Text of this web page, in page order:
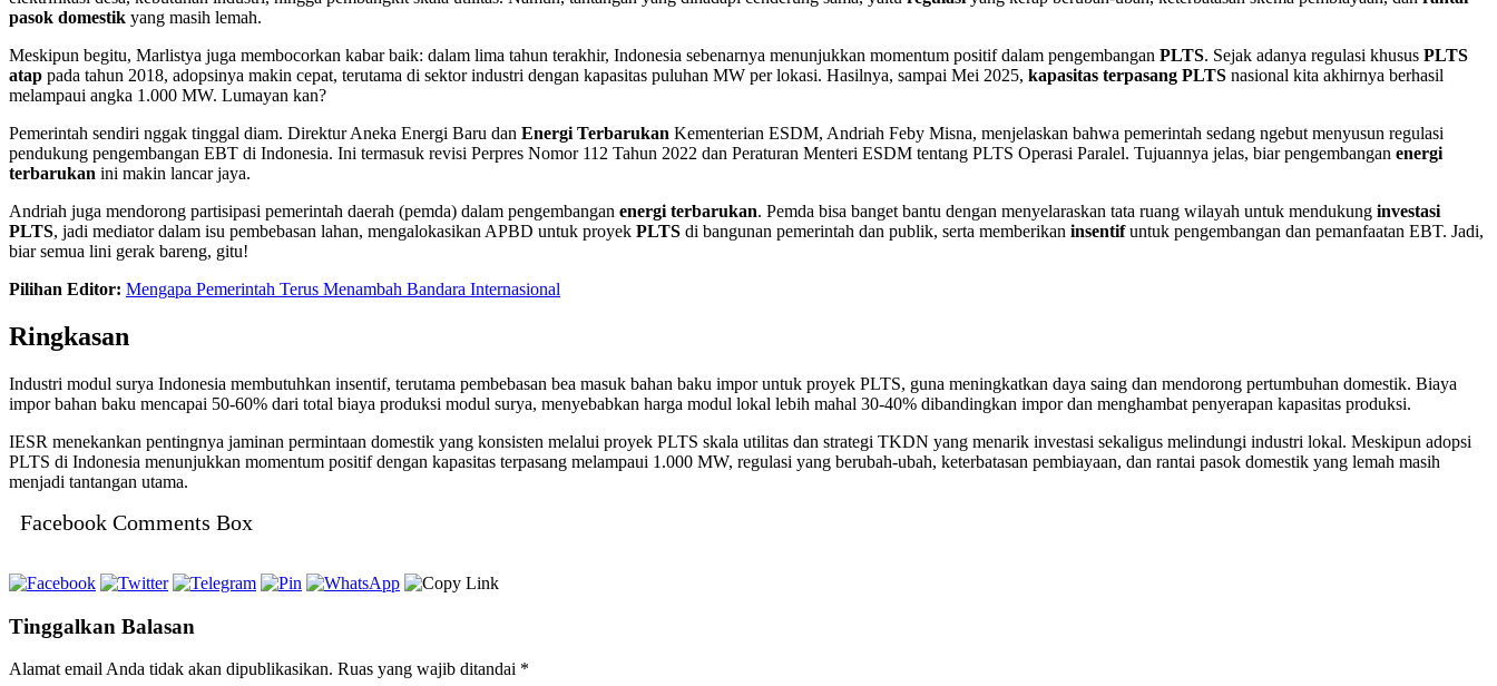
pasok domestik yang masih lemah.
Meskipun begitu, Marlistya juga membocorkan kabar baik: dalam lima tahun terakhir, Indonesia sebenarnya menunjukkan momentum positif dalam pengembangan PLTS. Sejak adanya regulasi khusus PLTS
atap pada tahun 2018, adopsinya makin cepat, terutama di sektor industri dengan kapasitas puluhan MW per lokasi. Hasilnya, sampai Mei 2025, kapasitas terpasang PLTS nasional kita akhirnya berhasil
melampaui angka 1.000 MW. Lumayan kan?
Pemerintah sendiri nggak tinggal diam. Direktur Aneka Energi Baru dan Energi Terbarukan Kementerian ESDM, Andriah Feby Misna, menjelaskan bahwa pemerintah sedang ngebut menyusun regulasi
pendukung pengembangan EBT di Indonesia. Ini termasuk revisi Perpres Nomor 112 Tahun 2022 dan Peraturan Menteri ESDM tentang PLTS Operasi Paralel. Tujuannya jelas, biar pengembangan energi
terbarukan ini makin lancar jaya.
Andriah juga mendorong partisipasi pemerintah daerah (pemda) dalam pengembangan energi terbarukan. Pemda bisa banget bantu dengan menyelaraskan tata ruang wilayah untuk mendukung investasi
PLTS, jadi mediator dalam isu pembebasan lahan, mengalokasikan APBD untuk proyek PLTS di bangunan pemerintah dan publik, serta memberikan insentifuntuk pengembangan dan pemanfaatan EBT. Jadi,
biar semua lini gerak bareng, gitu!
Pilihan Editor: Mengapa Pemerintah Terus Menambah Bandara Internasional
Ringkasan
Industri modul surya Indonesia membutuhkan insentif, terutama pembebasan bea masuk bahan baku impor untuk proyek PLTS, guna meningkatkan daya saing dan mendorong pertumbuhan domestik. Biaya
impor bahan baku mencapai 50-60% dari total biaya produksi modul surya, menyebabkan harga modul lokal lebih mahal 30-40% dibandingkan impor dan menghambat penyerapan kapasitas produksi.
IESR menekankan pentingnya jaminan permintaan domestik yang konsisten melalui proyek PLTS skala utilitas dan strategi TKDN yang menarik investasi sekaligus melindungi industri lokal. Meskipun adopsi
PLTS di Indonesia menunjukkan momentum positif dengan kapasitas terpasang melampaui 1.000 MW, regulasi yang berubah-ubah, keterbatasan pembiayaan, dan rantai pasok domestik yang lemah masih
menjadi tantangan utama.
Facebook Comments Box
Tinggalkan Balasan
Alamat email Anda tidak akan dipublikasikan. Ruas yang wajib ditandai *